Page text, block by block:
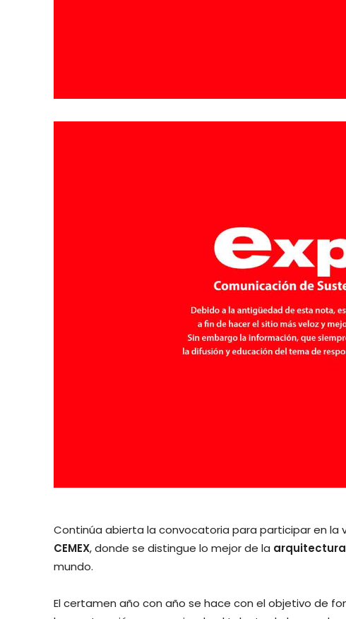
Continúa abierta la convocatoria para participar en la
CEMEX, donde se distingue lo mejor de la
mundo.
El certamen año con año se hace con el objetivo de